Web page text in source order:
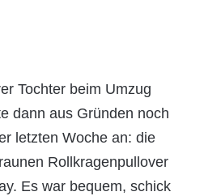
Tochter beim Umzug
dann aus Gründen noch
letzten Woche an: die
Rollkragenpullover
Es war bequem, schick